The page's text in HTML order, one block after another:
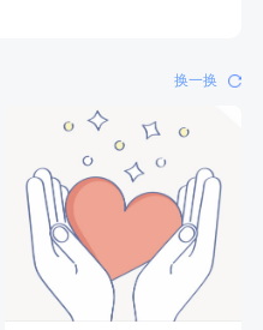
换一换